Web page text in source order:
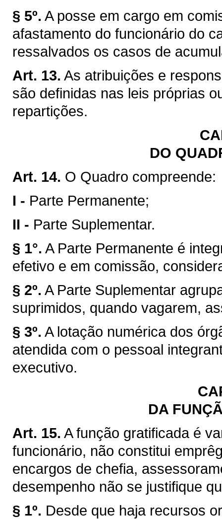
§ 5º. A posse em cargo em
afastamento do funcionário do
ressalvados os casos de
Art. 13. As atribuições e
são definidas nas leis próprias
repartições.
DO
Art. 14. O Quadro compreende:
I - Parte Permanente;
II - Parte Suplementar.
§ 1°. A Parte Permanente é
efetivo e em comissão,
§ 2º. A Parte Suplementar
suprimidos, quando vagarem,
§ 3º. A lotação numérica dos
atendida com o pessoal
executivo.
DA
Art. 15. A função gratificada é
funcionário, não constitui
encargos de chefia,
desempenho não se justifique
§ 1º. Desde que haja recursos